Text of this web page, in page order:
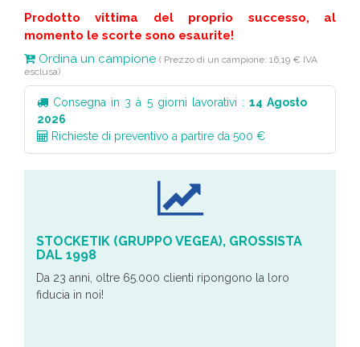
Prodotto vittima del proprio successo, al
momento le scorte sono esaurite!
Ordina un campione ( Prezzo di un campione: 16,19 € IVA
esclusa)
Consegna in 3 à 5 giorni lavorativi : 14 Agosto
2026
Richieste di preventivo a partire da 500 €
STOCKETIK (GRUPPO VEGEA), GROSSISTA
DAL 1998
Da 23 anni, oltre 65.000 clienti ripongono la loro
fiducia in noi!